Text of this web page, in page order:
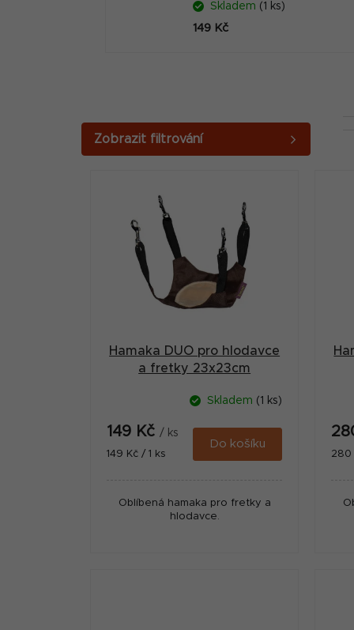
Skladem (1 ks)
149 Kč
o
Hamaka DUO pro hlodavce
a fretky 23x23cm
Skladem (1 ks)
149 Kč / ks
Měrná
149 Kč / 1 ks
Do košíku
Oblíbená hamaka pro fretky a
hlodavce.
280